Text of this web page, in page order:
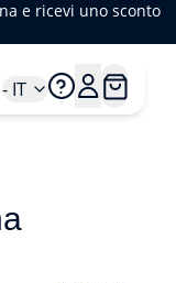
e ricevi uno sconto
- IT